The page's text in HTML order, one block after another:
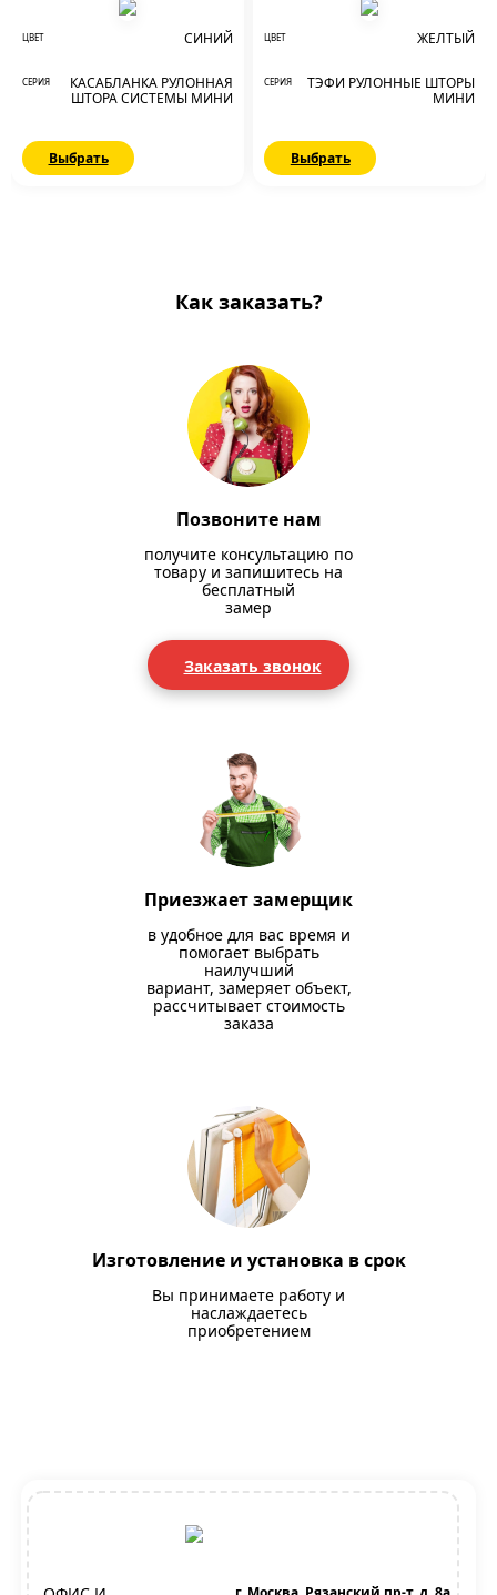
ЦВЕТ СИНИЙ
СЕРИЯ
КАСАБЛАНКА РУЛОННАЯ
ШТОРА СИСТЕМЫ МИНИ
Выбрать
ЦВЕТ ЖЕЛТЫЙ
СЕРИЯ
ТЭФИ РУЛОННЫЕ ШТОРЫ
МИНИ
Выбрать
Как заказать?
Позвоните нам
получите консультацию по
товару и запишитесь на
бесплатный
замер
Заказать звонок
Приезжает замерщик
в удобное для вас время и
помогает выбрать
наилучший
вариант, замеряет объект,
рассчитывает стоимость
заказа
Изготовление и установка в срок
Вы принимаете работу и
наслаждаетесь
приобретением